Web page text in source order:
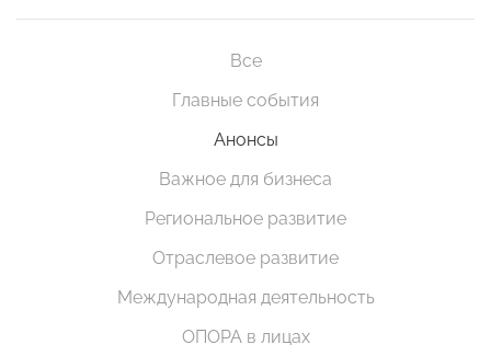
Все
Главные события
Анонсы
Важное для бизнеса
Региональное развитие
Отраслевое развитие
Международная деятельность
ОПОРА в лицах